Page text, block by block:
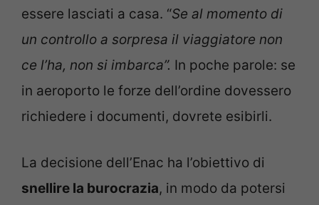
essere lasciati a casa. “Se al momento di
un controllo a sorpresa il viaggiatore non
ce l’ha, non si imbarca”. In poche parole: se
in aeroporto le forze dell’ordine dovessero
richiedere i documenti, dovrete esibirli.
La decisione dell’Enac ha l’obiettivo di
snellire la burocrazia, in modo da potersi